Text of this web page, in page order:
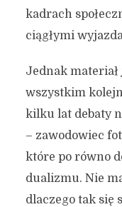
kadrach
ciągłymi
Jednak
wszystkim
kilku lat debaty
– zawodowiec
które po równo
dualizmu. Nie
dlaczego tak się